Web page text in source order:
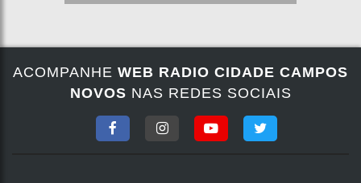
ACOMPANHE WEB RADIO CIDADE CAMPOS
NOVOS NAS REDES SOCIAIS